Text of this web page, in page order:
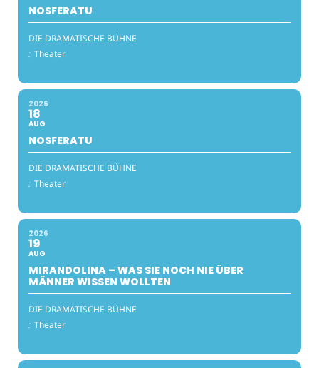
NOSFERATU
DIE DRAMATISCHE BÜHNE
: Theater
2026
18
AUG
NOSFERATU
DIE DRAMATISCHE BÜHNE
: Theater
2026
19
AUG
MIRANDOLINA – WAS SIE NOCH NIE ÜBER
MÄNNER WISSEN WOLLTEN
DIE DRAMATISCHE BÜHNE
: Theater